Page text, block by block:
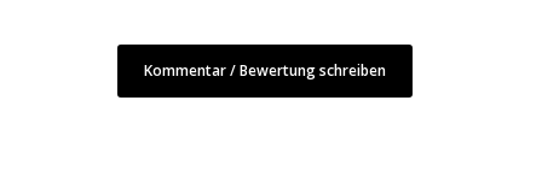
Kommentar / Bewertung schreiben